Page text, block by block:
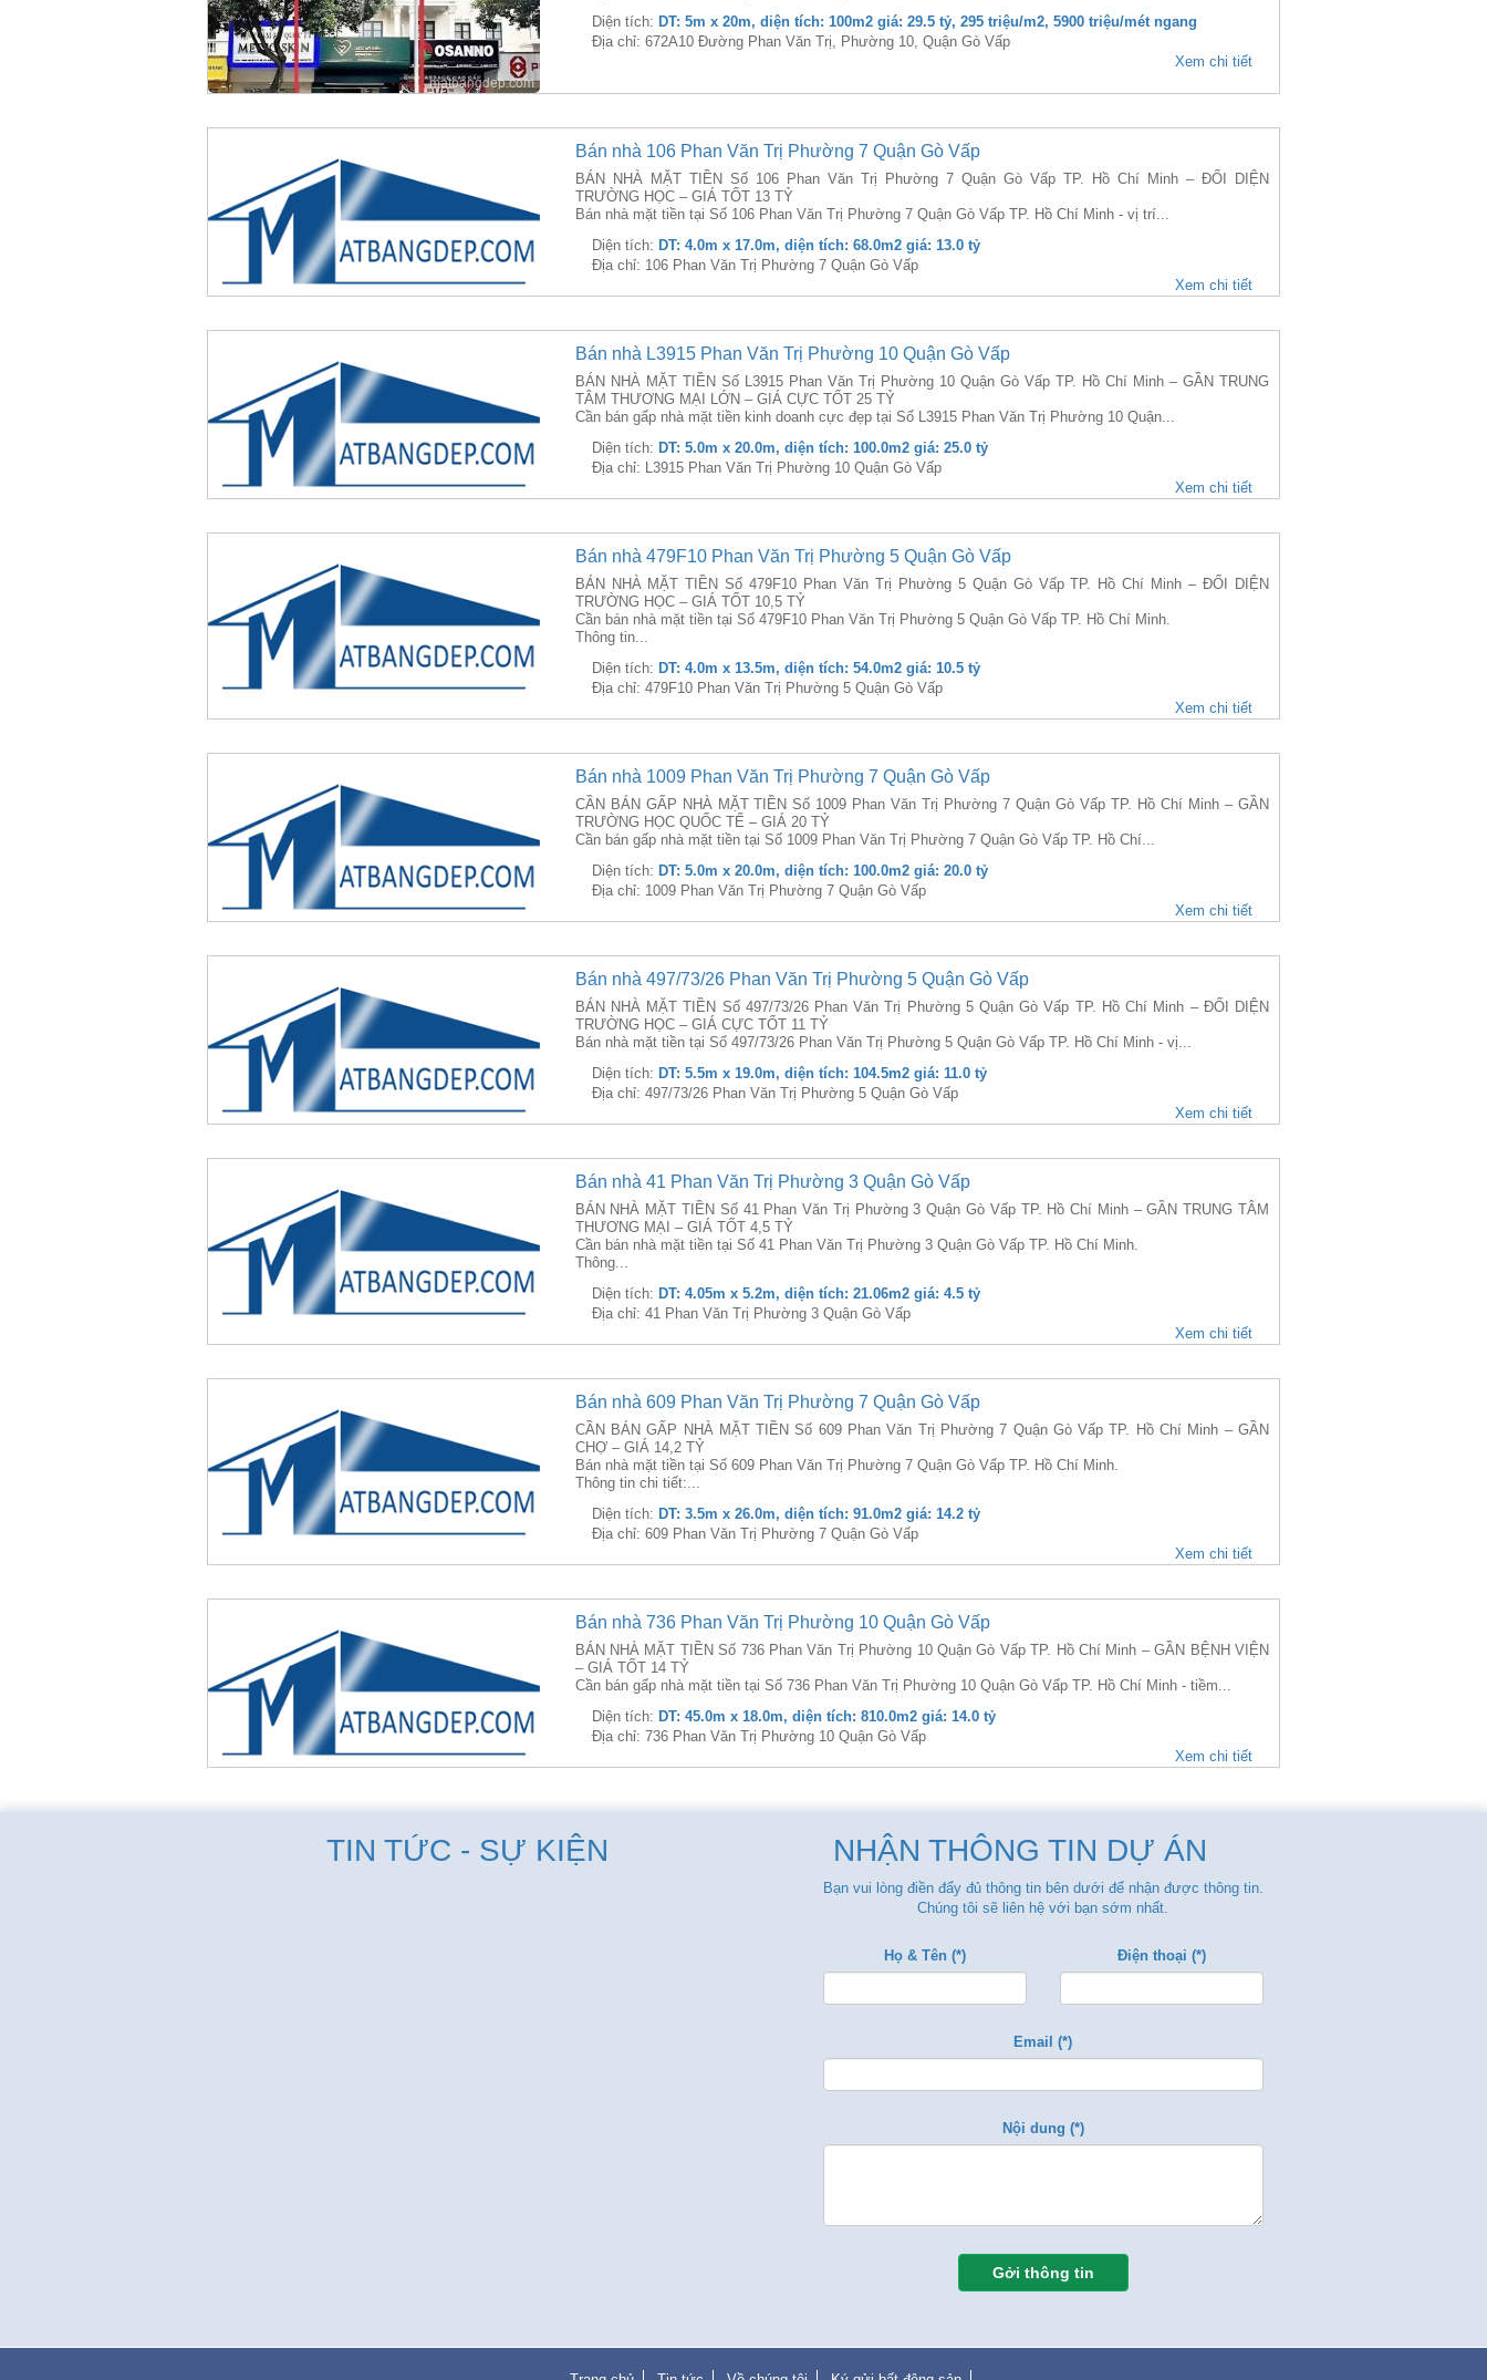
Diện tích: DT: 5m x 20m, diện tích: 100m2 giá: 29.5 tỷ, 295 triệu/m2, 5900 triệu/mét ngang
Địa chỉ: 672A10 Đường Phan Văn Trị, Phường 10, Quận Gò Vấp
Xem chi tiết
Bán nhà 106 Phan Văn Trị Phường 7 Quận Gò Vấp
BÁN NHÀ MẶT TIỀN Số 106 Phan Văn Trị Phường 7 Quận Gò Vấp TP. Hồ Chí Minh – ĐỐI DIỆN
TRƯỜNG HỌC – GIÁ TỐT 13 TỶ
Bán nhà mặt tiền tại Số 106 Phan Văn Trị Phường 7 Quận Gò Vấp TP. Hồ Chí Minh - vị trí...
Diện tích: DT: 4.0m x 17.0m, diện tích: 68.0m2 giá: 13.0 tỷ
Địa chỉ: 106 Phan Văn Trị Phường 7 Quận Gò Vấp
Xem chi tiết
Bán nhà L3915 Phan Văn Trị Phường 10 Quận Gò Vấp
BÁN NHÀ MẶT TIỀN Số L3915 Phan Văn Trị Phường 10 Quận Gò Vấp TP. Hồ Chí Minh – GẦN TRUNG
TÂM THƯƠNG MẠI LỚN – GIÁ CỰC TỐT 25 TỶ
Cần bán gấp nhà mặt tiền kinh doanh cực đẹp tại Số L3915 Phan Văn Trị Phường 10 Quận...
Diện tích: DT: 5.0m x 20.0m, diện tích: 100.0m2 giá: 25.0 tỷ
Địa chỉ: L3915 Phan Văn Trị Phường 10 Quận Gò Vấp
Xem chi tiết
Bán nhà 479F10 Phan Văn Trị Phường 5 Quận Gò Vấp
BÁN NHÀ MẶT TIỀN Số 479F10 Phan Văn Trị Phường 5 Quận Gò Vấp TP. Hồ Chí Minh – ĐỐI DIỆN
TRƯỜNG HỌC – GIÁ TỐT 10,5 TỶ
Cần bán nhà mặt tiền tại Số 479F10 Phan Văn Trị Phường 5 Quận Gò Vấp TP. Hồ Chí Minh.
Thông tin...
Diện tích: DT: 4.0m x 13.5m, diện tích: 54.0m2 giá: 10.5 tỷ
Địa chỉ: 479F10 Phan Văn Trị Phường 5 Quận Gò Vấp
Xem chi tiết
Bán nhà 1009 Phan Văn Trị Phường 7 Quận Gò Vấp
CẦN BÁN GẤP NHÀ MẶT TIỀN Số 1009 Phan Văn Trị Phường 7 Quận Gò Vấp TP. Hồ Chí Minh – GẦN
TRƯỜNG HỌC QUỐC TẾ – GIÁ 20 TỶ
Cần bán gấp nhà mặt tiền tại Số 1009 Phan Văn Trị Phường 7 Quận Gò Vấp TP. Hồ Chí...
Diện tích: DT: 5.0m x 20.0m, diện tích: 100.0m2 giá: 20.0 tỷ
Địa chỉ: 1009 Phan Văn Trị Phường 7 Quận Gò Vấp
Xem chi tiết
Bán nhà 497/73/26 Phan Văn Trị Phường 5 Quận Gò Vấp
BÁN NHÀ MẶT TIỀN Số 497/73/26 Phan Văn Trị Phường 5 Quận Gò Vấp TP. Hồ Chí Minh – ĐỐI DIỆN
TRƯỜNG HỌC – GIÁ CỰC TỐT 11 TỶ
Bán nhà mặt tiền tại Số 497/73/26 Phan Văn Trị Phường 5 Quận Gò Vấp TP. Hồ Chí Minh - vị...
Diện tích: DT: 5.5m x 19.0m, diện tích: 104.5m2 giá: 11.0 tỷ
Địa chỉ: 497/73/26 Phan Văn Trị Phường 5 Quận Gò Vấp
Xem chi tiết
Bán nhà 41 Phan Văn Trị Phường 3 Quận Gò Vấp
BÁN NHÀ MẶT TIỀN Số 41 Phan Văn Trị Phường 3 Quận Gò Vấp TP. Hồ Chí Minh – GẦN TRUNG TÂM
THƯƠNG MẠI – GIÁ TỐT 4,5 TỶ
Cần bán nhà mặt tiền tại Số 41 Phan Văn Trị Phường 3 Quận Gò Vấp TP. Hồ Chí Minh.
Thông...
Diện tích: DT: 4.05m x 5.2m, diện tích: 21.06m2 giá: 4.5 tỷ
Địa chỉ: 41 Phan Văn Trị Phường 3 Quận Gò Vấp
Xem chi tiết
Bán nhà 609 Phan Văn Trị Phường 7 Quận Gò Vấp
CẦN BÁN GẤP NHÀ MẶT TIỀN Số 609 Phan Văn Trị Phường 7 Quận Gò Vấp TP. Hồ Chí Minh – GẦN
CHỢ – GIÁ 14,2 TỶ
Bán nhà mặt tiền tại Số 609 Phan Văn Trị Phường 7 Quận Gò Vấp TP. Hồ Chí Minh.
Thông tin chi tiết:...
Diện tích: DT: 3.5m x 26.0m, diện tích: 91.0m2 giá: 14.2 tỷ
Địa chỉ: 609 Phan Văn Trị Phường 7 Quận Gò Vấp
Xem chi tiết
Bán nhà 736 Phan Văn Trị Phường 10 Quận Gò Vấp
BÁN NHÀ MẶT TIỀN Số 736 Phan Văn Trị Phường 10 Quận Gò Vấp TP. Hồ Chí Minh – GẦN BỆNH VIỆN
– GIÁ TỐT 14 TỶ
Cần bán gấp nhà mặt tiền tại Số 736 Phan Văn Trị Phường 10 Quận Gò Vấp TP. Hồ Chí Minh - tiềm...
Diện tích: DT: 45.0m x 18.0m, diện tích: 810.0m2 giá: 14.0 tỷ
Địa chỉ: 736 Phan Văn Trị Phường 10 Quận Gò Vấp
Xem chi tiết
TIN TỨC - SỰ KIỆN NHẬN THÔNG TIN DỰ ÁN
Bạn vui lòng điền đẩy đủ thông tin bên dưới để nhận được thông tin.
Chúng tôi sẽ liên hệ với bạn sớm nhất.
Họ & Tên (*) Điện thoại (*)
Email (*)
Nội dung (*)
Gởi thông tin